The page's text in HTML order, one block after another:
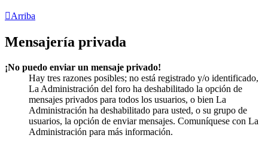
Arriba
Mensajería privada
¡No puedo enviar un mensaje privado!
Hay tres razones posibles; no está registrado y/o identificado,
La Administración del foro ha deshabilitado la opción de
mensajes privados para todos los usuarios, o bien La
Administración ha deshabilitado para usted, o su grupo de
usuarios, la opción de enviar mensajes. Comuníquese con La
Administración para más información.